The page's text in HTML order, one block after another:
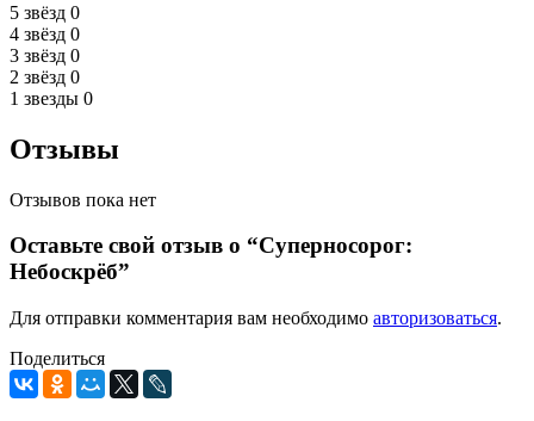
5 звёзд 0
4 звёзд 0
3 звёзд 0
2 звёзд 0
1 звезды 0
Отзывы
Отзывов пока нет
Оставьте свой отзыв о “Суперносорог:
Небоскрёб”
Для отправки комментария вам необходимо авторизоваться.
Поделиться